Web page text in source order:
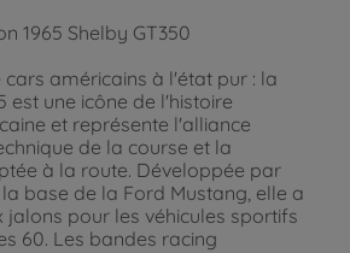
1965 Shelby GT350
cars américains à l'état pur : la
est une icône de l'histoire
et représente l'alliance
de la course et la
à la route. Développée par
base de la Ford Mustang, elle a
jalons pour les véhicules sportifs
60. Les bandes racing